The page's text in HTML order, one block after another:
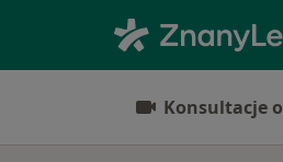
Konsultacje